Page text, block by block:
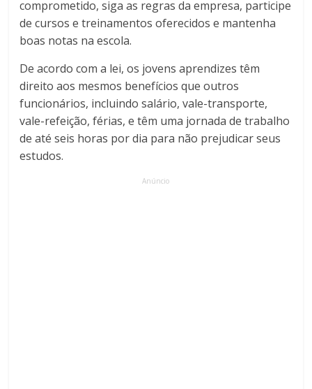
comprometido, siga as regras da empresa, participe
de cursos e treinamentos oferecidos e mantenha
boas notas na escola.
De acordo com a lei, os jovens aprendizes têm
direito aos mesmos benefícios que outros
funcionários, incluindo salário, vale-transporte,
vale-refeição, férias, e têm uma jornada de trabalho
de até seis horas por dia para não prejudicar seus
estudos.
Anúncio